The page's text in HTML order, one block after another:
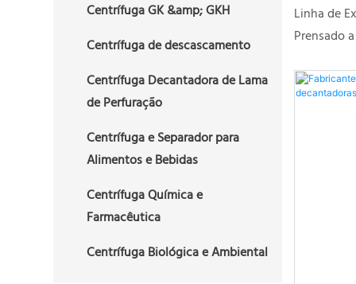
Centrífuga GK &amp; GKH
Centrífuga de descascamento
Centrífuga Decantadora de Lama
de Perfuração
Centrífuga e Separador para
Alimentos e Bebidas
Centrífuga Química e
Farmacêutica
Centrífuga Biológica e Ambiental
Linha de
Prensado
abacate
prensado
mínimo